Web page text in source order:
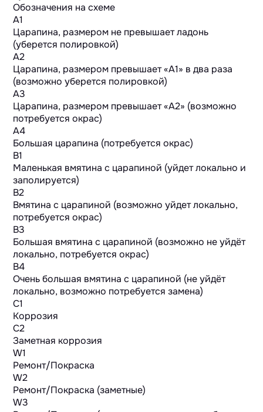
Обозначения на схеме
A1
Царапина, размером не превышает ладонь
(уберется полировкой)
A2
Царапина, размером превышает «А1» в два раза
(возможно уберется полировкой)
A3
Царапина, размером превышает «А2» (возможно
потребуется окрас)
A4
Большая царапина (потребуется окрас)
B1
Маленькая вмятина с царапиной (уйдет локально и
заполируется)
B2
Вмятина с царапиной (возможно уйдет локально,
потребуется окрас)
B3
Большая вмятина с царапиной (возможно не уйдёт
локально, потребуется окрас)
B4
Очень большая вмятина с царапиной (не уйдёт
локально, возможно потребуется замена)
C1
Коррозия
C2
Заметная коррозия
W1
Ремонт/Покраска
W2
Ремонт/Покраска (заметные)
W3